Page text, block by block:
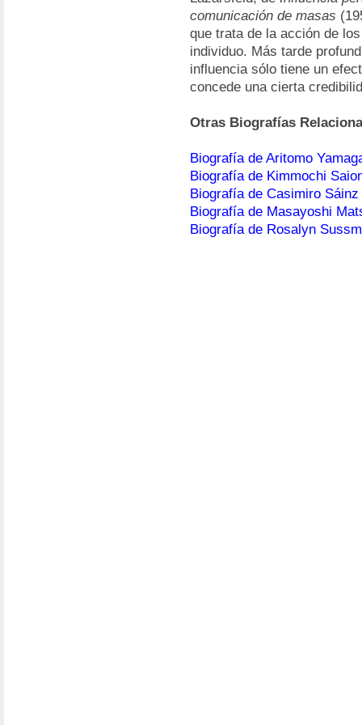
comunicación de masas
que trata de la acción de
individuo. Más tarde
influencia sólo tiene un
concede una cierta
Otras Biografías
Biografía de Aritomo
Biografía de Kimmochi
Biografía de Casimiro Sáinz
Biografía de Masayoshi
Biografía de Rosalyn